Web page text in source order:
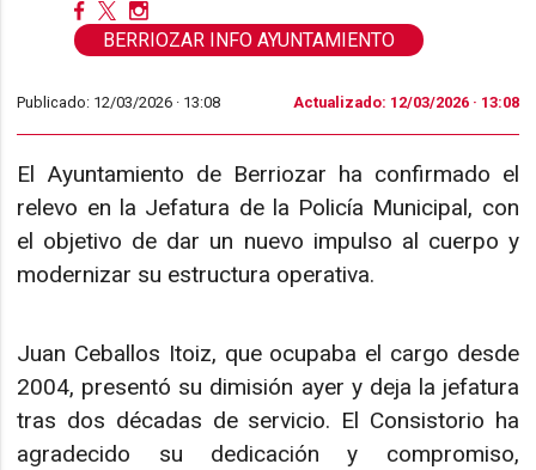
BERRIOZAR INFO AYUNTAMIENTO
Publicado: 12/03/2026 · 13:08 Actualizado: 12/03/2026 · 13:08
El Ayuntamiento de Berriozar ha confirmado el
relevo en la Jefatura de la Policía Municipal, con
el objetivo de dar un nuevo impulso al cuerpo y
modernizar su estructura operativa.
Juan Ceballos Itoiz, que ocupaba el cargo desde
2004, presentó su dimisión ayer y deja la jefatura
tras dos décadas de servicio. El Consistorio ha
agradecido su dedicación y compromiso,